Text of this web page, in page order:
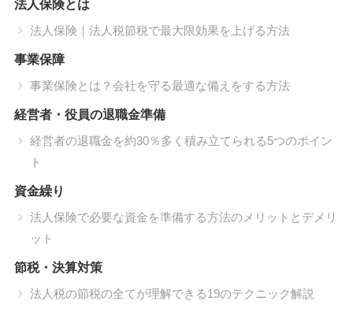
法人保険とは
法人保険｜法人税節税で最大限効果を上げる方法
事業保障
事業保険とは？会社を守る最適な備えをする方法
経営者・役員の退職金準備
経営者の退職金を約30％多く積み立てられる5つのポイン
ト
資金繰り
法人保険で必要な資金を準備する方法のメリットとデメリ
ット
節税・決算対策
法人税の節税の全てが理解できる19のテクニック解説